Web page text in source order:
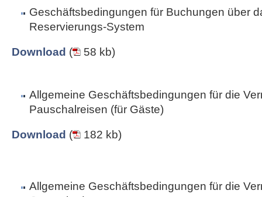
Geschäftsbedingungen für Buchungen über
Reservierungs-System
Download ( 58 kb)
Allgemeine Geschäftsbedingungen für die
Pauschalreisen (für Gäste)
Download ( 182 kb)
Allgemeine Geschäftsbedingungen für die